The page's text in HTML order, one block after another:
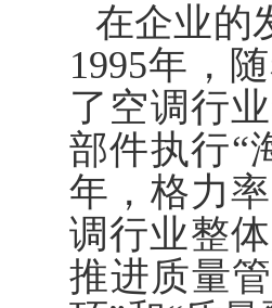
在企业的
1995年，
了空调行
部件执行“
年，格力
调行业整
推进质量